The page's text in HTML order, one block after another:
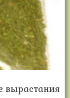
вырастания